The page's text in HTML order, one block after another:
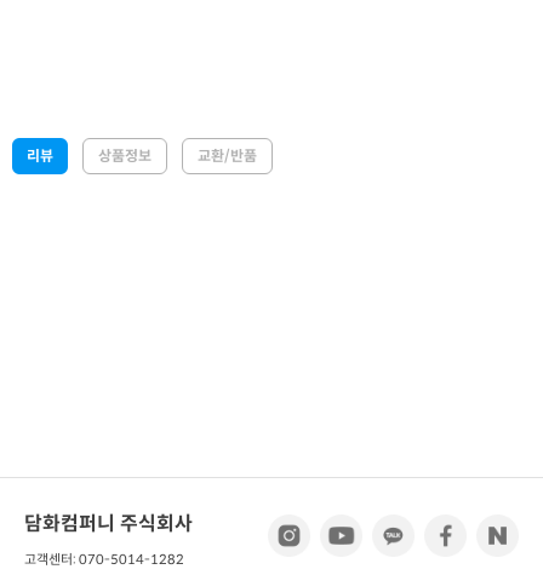
리뷰 상품정보 교환/반품
담화컴퍼니 주식회사
고객센터: 070-5014-1282